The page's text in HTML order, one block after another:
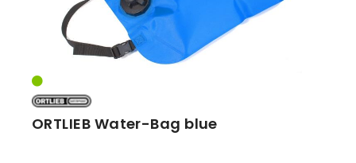
ORTLIEB Water-Bag blue